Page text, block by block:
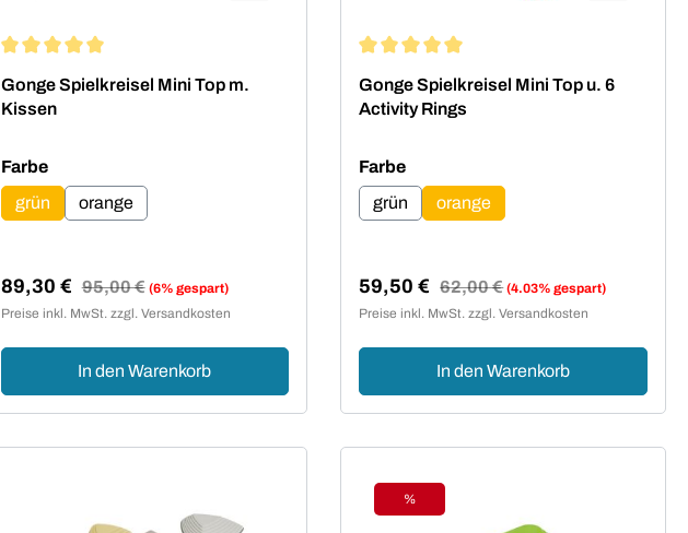
Gonge Spielkreisel Mini Top m.
Kissen
Farbeauswählen
grün
orange
Verkaufspreis:
89,30 € Regulärer Preis:
95,00 € (6% gespart)
Preise inkl. MwSt. zzgl. Versandkosten
In den Warenkorb
Gonge Spielkreisel Mini Top u. 6
Activity Rings
Farbeauswählen
grün
orange
Verkaufspreis:
59,50 € Regulärer Preis:
62,00 € (4.03% gespart)
Preise inkl. MwSt. zzgl. Versandkosten
In den Warenkorb
Rabatt
%